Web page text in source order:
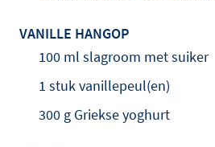
VANILLE HANGOP
100 ml slagroom met suiker
1 stuk vanillepeul(en)
300 g Griekse yoghurt